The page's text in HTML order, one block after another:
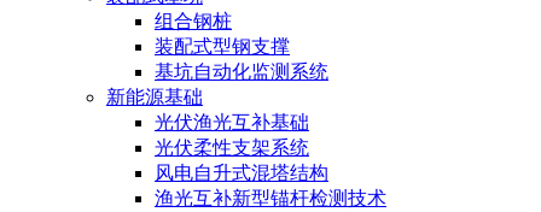
组合钢桩
装配式型钢支撑
基坑自动化监测系统
新能源基础
光伏渔光互补基础
光伏柔性支架系统
风电自升式混塔结构
渔光互补新型锚杆检测技术